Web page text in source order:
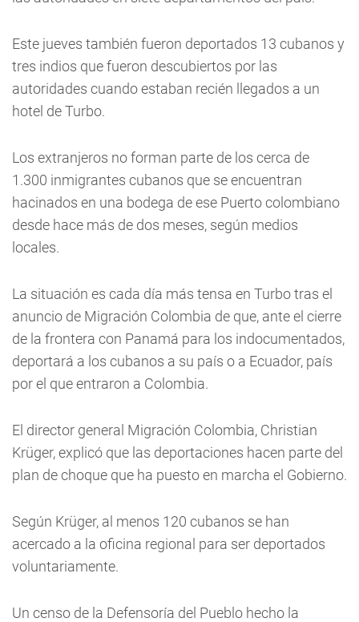
Este jueves también fueron deportados 13 cubanos y
tres indios que fueron descubiertos por las
autoridades cuando estaban recién llegados a un
hotel de Turbo.
Los extranjeros no forman parte de los cerca de
1.300 inmigrantes cubanos que se encuentran
hacinados en una bodega de ese Puerto colombiano
desde hace más de dos meses, según medios
locales.
La situación es cada día más tensa en Turbo tras el
anuncio de Migración Colombia de que, ante el cierre
de la frontera con Panamá para los indocumentados,
deportará a los cubanos a su país o a Ecuador, país
por el que entraron a Colombia.
El director general Migración Colombia, Christian
Krüger, explicó que las deportaciones hacen parte del
plan de choque que ha puesto en marcha el Gobierno.
Según Krüger, al menos 120 cubanos se han
acercado a la oficina regional para ser deportados
voluntariamente.
Un censo de la Defensoría del Pueblo hecho la